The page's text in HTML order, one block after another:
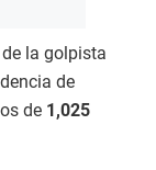
la golpista
de
de 1,025